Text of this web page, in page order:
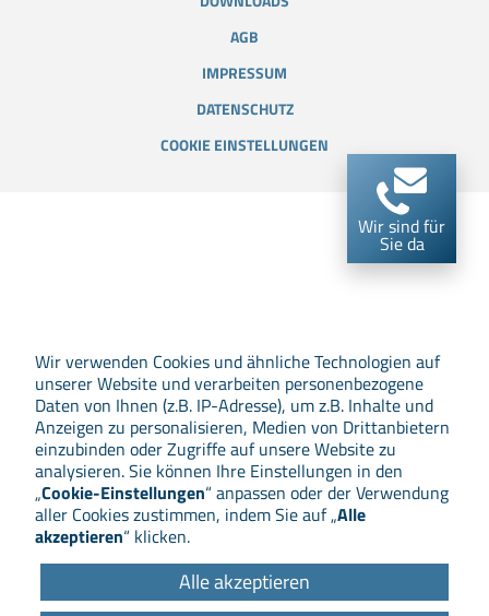
Wir sind für
Sie da
AGB
IMPRESSUM
DATENSCHUTZ
COOKIE EINSTELLUNGEN
Wir verwenden Cookies und ähnliche Technologien auf
unserer Website und verarbeiten personenbezogene
Daten von Ihnen (z.B. IP-Adresse), um z.B. Inhalte und
Anzeigen zu personalisieren, Medien von Drittanbietern
einzubinden oder Zugriffe auf unsere Website zu
analysieren. Sie können Ihre Einstellungen in den
„Cookie-Einstellungen“ anpassen oder der Verwendung
aller Cookies zustimmen, indem Sie auf „Alle
akzeptieren“ klicken.
Alle akzeptieren